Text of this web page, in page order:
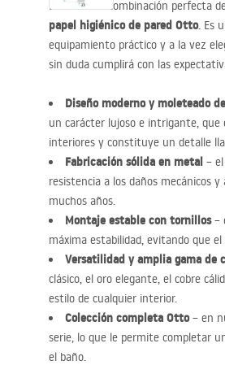
Descubra la combinación perfecta
papel higiénico de pared Otto. Es
equipamiento práctico y a la vez
sin duda cumplirá con las
Diseño moderno y moleteado
un carácter lujoso e intrigante,
interiores y constituye un detalle
Fabricación sólida en metal –
resistencia a los daños mecánicos
muchos años.
Montaje estable con tornillos–
máxima estabilidad, evitando que
Versatilidad y amplia gama de
clásico, el oro elegante, el cobre
estilo de cualquier interior.
Colección completa Otto– en
serie, lo que le permite completar
el baño.